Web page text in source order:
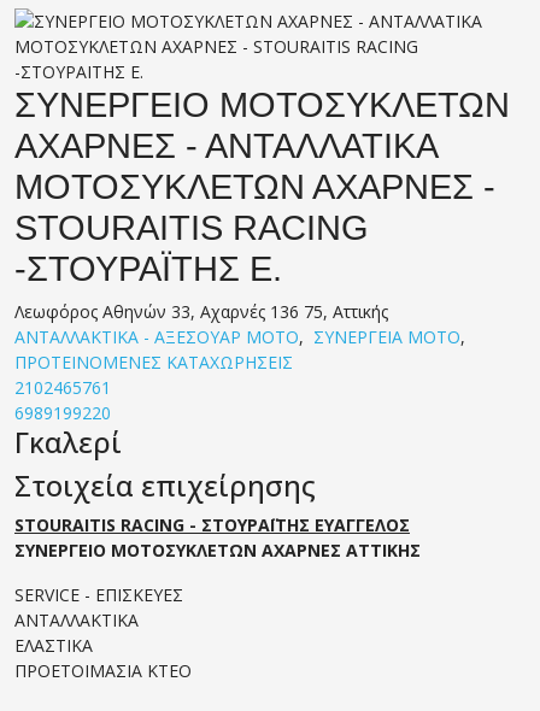
ΣΥΝΕΡΓΕΙΟ ΜΟΤΟΣΥΚΛΕΤΩΝ
ΑΧΑΡΝΕΣ - ΑΝΤΑΛΛΑΤΙΚΑ
ΜΟΤΟΣΥΚΛΕΤΩΝ ΑΧΑΡΝΕΣ -
STOURAITIS RACING
-ΣΤΟΥΡΑΪΤΗΣ Ε.
Λεωφόρος Αθηνών 33, Αχαρνές 136 75, Αττικής
ΑΝΤΑΛΛΑΚΤΙΚΑ - ΑΞΕΣΟΥΑΡ ΜΟΤΟ, ΣΥΝΕΡΓΕΙΑ ΜΟΤΟ,
ΠΡΟΤΕΙΝΟΜΕΝΕΣ ΚΑΤΑΧΩΡΗΣΕΙΣ
2102465761
6989199220
Γκαλερί
Στοιχεία επιχείρησης
STOURAITIS RACING - ΣΤΟΥΡΑΪΤΗΣ ΕΥΑΓΓΕΛΟΣ
ΣΥΝΕΡΓΕΙΟ ΜΟΤΟΣΥΚΛΕΤΩΝ ΑΧΑΡΝΕΣ ΑΤΤΙΚΗΣ
SERVICE - ΕΠΙΣΚΕΥΕΣ
ΑΝΤΑΛΛΑΚΤΙΚΑ
ΕΛΑΣΤΙΚΑ
ΠΡΟΕΤΟΙΜΑΣΙΑ ΚΤΕΟ